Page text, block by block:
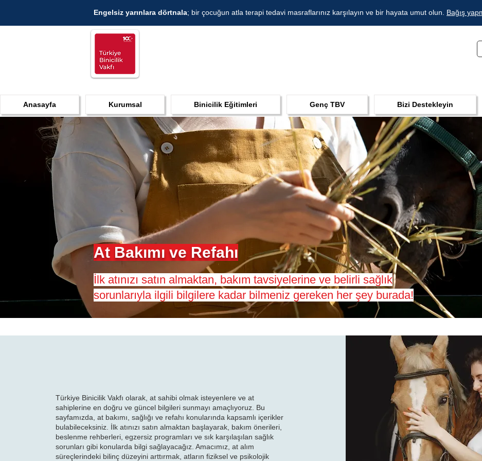
Engelsiz yarınlara dörtnala; bir çocuğun atla terapi tedavi masraflarınız karşılayın ve bir hayata umut olun. Bağış
Anasayfa Kurumsal Binicilik Eğitimleri Genç TBV Bizi Destekleyin
At Bakımı ve Refahı
İlk atınızı satın almaktan, bakım tavsiyelerine ve belirli sağlık
sorunlarıyla ilgili bilgilere kadar bilmeniz gereken her şey burada!
Türkiye Binicilik Vakfı olarak, at sahibi olmak isteyenlere ve at
sahiplerine en doğru ve güncel bilgileri sunmayı amaçlıyoruz. Bu
sayfamızda, at bakımı, sağlığı ve refahı konularında kapsamlı içerikler
bulabileceksiniz. İlk atınızı satın almaktan başlayarak, bakım önerileri,
beslenme rehberleri, egzersiz programları ve sık karşılaşılan sağlık
sorunları gibi konularda bilgi sağlayacağız. Amacımız, at alım
süreçlerindeki bilinç düzeyini arttırmak, atların fiziksel ve psikolojik